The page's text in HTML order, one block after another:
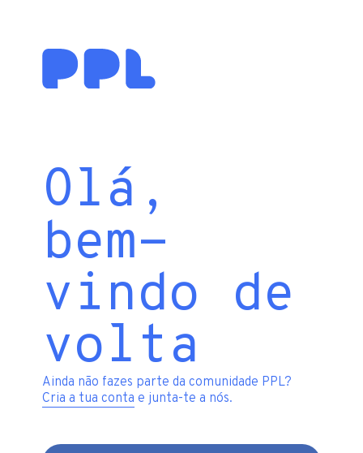
Olá,
bem-
vindo de
volta
Ainda não fazes parte da comunidade PPL?
Cria a tua conta e junta-te a nós.